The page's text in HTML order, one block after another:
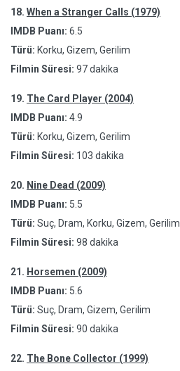
18. When a Stranger Calls (1979)
IMDB Puanı: 6.5
Türü: Korku, Gizem, Gerilim
Filmin Süresi: 97 dakika
19. The Card Player (2004)
IMDB Puanı: 4.9
Türü: Korku, Gizem, Gerilim
Filmin Süresi: 103 dakika
20. Nine Dead (2009)
IMDB Puanı: 5.5
Türü: Suç, Dram, Korku, Gizem, Gerilim
Filmin Süresi: 98 dakika
21. Horsemen (2009)
IMDB Puanı: 5.6
Türü: Suç, Dram, Gizem, Gerilim
Filmin Süresi: 90 dakika
22. The Bone Collector (1999)